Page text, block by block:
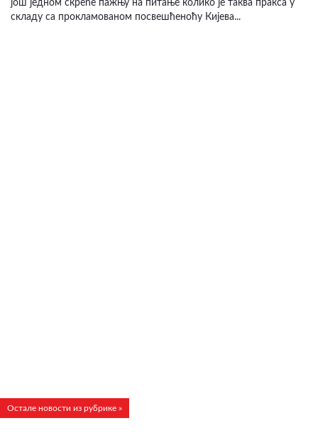
још једном скреће пажњу на питање колико је таква пракса у
складу са прокламованом посвешћеноћу Кијева...
Остале новости из рубрике »